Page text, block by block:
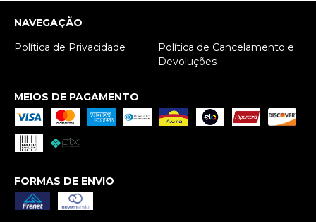
NAVEGAÇÃO
Política de Privacidade
Política de Cancelamento e
Devoluções
MEIOS DE PAGAMENTO
FORMAS DE ENVIO